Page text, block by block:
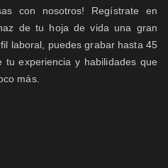
con nosotros! Regístrate en
de tu hoja de vida una gran
laboral, puedes grabar hasta 45
experiencia y habilidades que
más.